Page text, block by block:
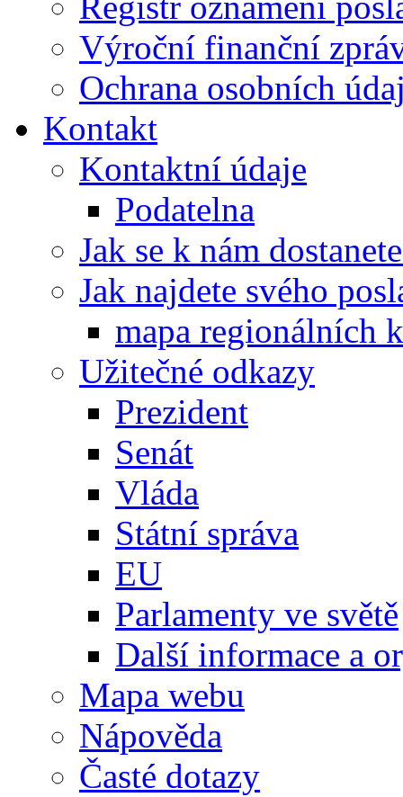
Výroční finanční
Ochrana osobních
Kontakt
Kontaktní údaje
Podatelna
Jak se k nám
Jak najdete svého
mapa regionálních
Užitečné odkazy
Prezident
Senát
Vláda
Státní správa
EU
Parlamenty ve světě
Další informace a
Mapa webu
Nápověda
Časté dotazy